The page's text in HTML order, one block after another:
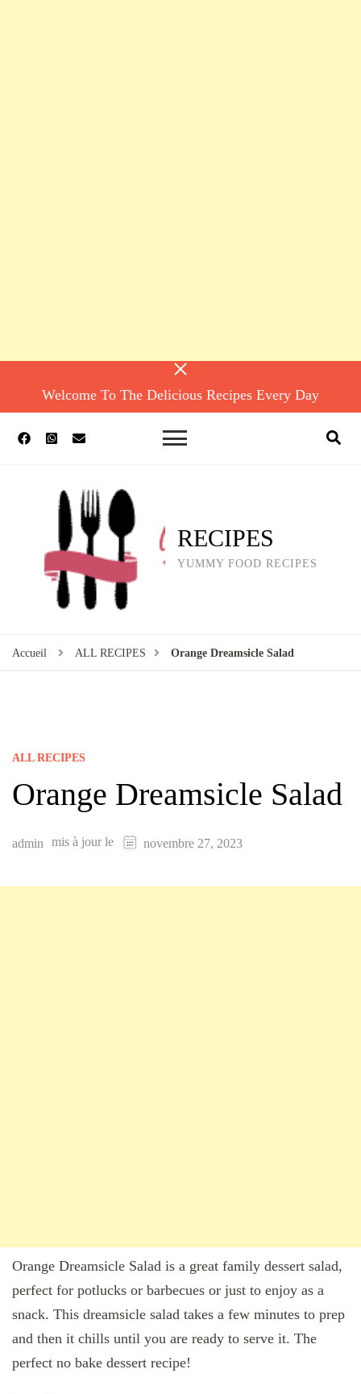
Welcome To The Delicious Recipes Every Day
RECIPES
YUMMY FOOD RECIPES
Accueil ALL RECIPES Orange Dreamsicle Salad
ALL RECIPES
Orange Dreamsicle Salad
admin mis à jour le novembre 27, 2023
Orange Dreamsicle Salad is a great family dessert salad,
perfect for potlucks or barbecues or just to enjoy as a
snack. This dreamsicle salad takes a few minutes to prep
and then it chills until you are ready to serve it. The
perfect no bake dessert recipe!